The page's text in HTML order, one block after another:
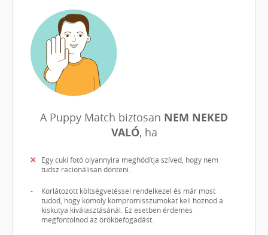
A Puppy Match biztosan NEM NEKED
VALÓ, ha
Egy cuki fotó olyannyira meghódítja szíved, hogy nem
tudsz racionálisan dönteni.
Korlátozott költségvetéssel rendelkezel és már most
tudod, hogy komoly kompromisszumokat kell hoznod a
kiskutya kiválasztásánál. Ez esetben érdemes
megfontolnod az örökbefogadást.